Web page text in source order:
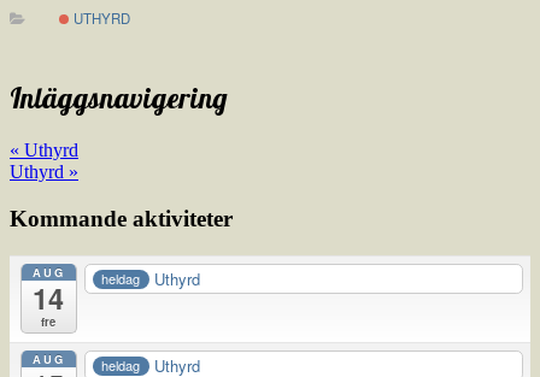
UTHYRD
Inläggsnavigering
« Uthyrd
Uthyrd »
Kommande aktiviteter
AUG
14
fre
heldag Uthyrd
AUG heldag Uthyrd